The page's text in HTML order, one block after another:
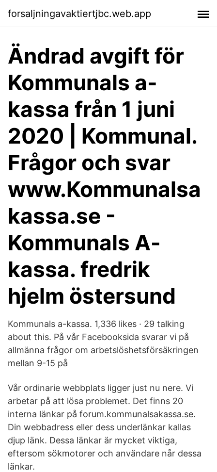
forsaljningavaktiertjbc.web.app
Ändrad avgift för
Kommunals a-
kassa från 1 juni
2020 | Kommunal.
Frågor och svar
www.Kommunalsa
kassa.se -
Kommunals A-
kassa. fredrik
hjelm östersund​
Kommunals a-kassa. 1,336 likes · 29 talking
about this. På vår Facebooksida svarar vi på
allmänna frågor om arbetslöshetsförsäkringen
mellan 9-15 på
Vår ordinarie webbplats ligger just nu nere. Vi
arbetar på att lösa problemet. Det finns 20
interna länkar på forum.kommunalsakassa.se.
Din webbadress eller dess underlänkar kallas
djup länk. Dessa länkar är mycket viktiga,
eftersom sökmotorer och användare når dessa
länkar.